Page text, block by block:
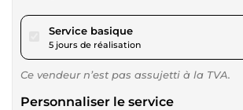
Service basiquepour 23,05 $US
5 jours de réalisation
Ce vendeur n’est pas assujetti à la TVA.
Personnaliser le service